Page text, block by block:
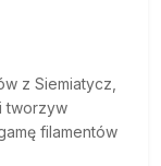
z Siemiatycz,
tworzyw
filamentów